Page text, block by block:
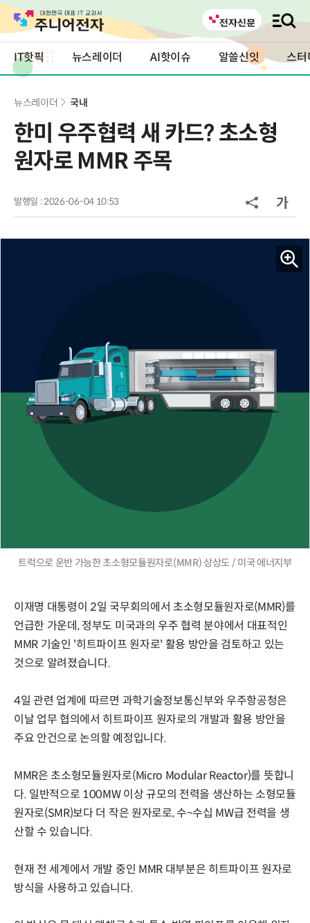
IT핫픽 뉴스레이더 AI핫이슈 알쓸신잇 스터
뉴스레이더 국내
한미 우주협력 새 카드? 초소형
원자로 MMR 주목
발행일 : 2026-06-04 10:53
트럭으로 운반 가능한 초소형모듈원자로(MMR) 상상도 / 미국 에너지부
이재명 대통령이 2일 국무회의에서 초소형모듈원자로(MMR)를
언급한 가운데, 정부도 미국과의 우주 협력 분야에서 대표적인
MMR 기술인 '히트파이프 원자로' 활용 방안을 검토하고 있는
것으로 알려졌습니다.
4일 관련 업계에 따르면 과학기술정보통신부와 우주항공청은
이날 업무 협의에서 히트파이프 원자로의 개발과 활용 방안을
주요 안건으로 논의할 예정입니다.
MMR은 초소형모듈원자로(Micro Modular Reactor)를 뜻합니
다. 일반적으로 100MW 이상 규모의 전력을 생산하는 소형모듈
원자로(SMR)보다 더 작은 원자로로, 수~수십 MW급 전력을 생
산할 수 있습니다.
현재 전 세계에서 개발 중인 MMR 대부분은 히트파이프 원자로
방식을 사용하고 있습니다.